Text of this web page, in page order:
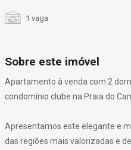
1 vaga
Sobre este imóvel
Apartamento à venda com 2
condomínio clube na Praia do
Apresentamos este elegante e
das regiões mais valorizadas e